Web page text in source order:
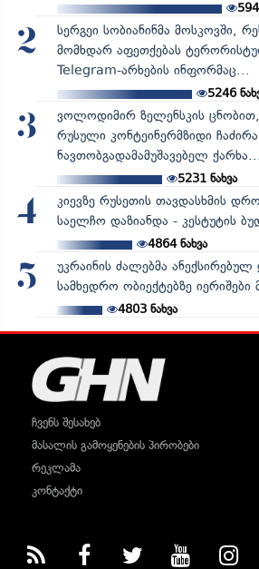
2
სერგეი სობიანინმა მოსკოვში,
მომხდარ აფეთქებას
Telegram-არხების ინფორმაც...
5246
3
ვოლოდიმირ ზელენსკის ცნობით,
რუსული კონტეინერმზიდი
ნავთობგადამამუშავებელ ქარხა...
5231ნახვა
4
კიევზე რუსეთის თავდასხმის
საელჩო დაზიანდა - კესტუტის
4864ნახვა
5
უკრაინის ძალებმა
სამხედრო ობიექტებზე იერიშები
4803ნახვა
ჩვენს შესახებ
მასალის გამოყენების პირობები
რეკლამა
კონტაქტი